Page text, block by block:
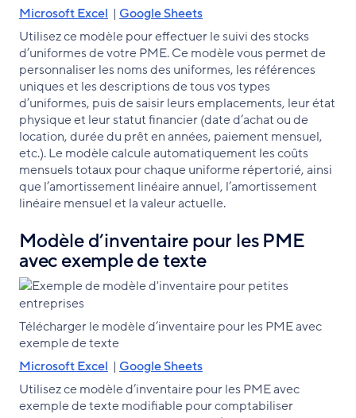
Microsoft Excel | Google Sheets
Utilisez ce modèle pour effectuer le suivi des stocks
d’uniformes de votre PME. Ce modèle vous permet de
personnaliser les noms des uniformes, les références
uniques et les descriptions de tous vos types
d’uniformes, puis de saisir leurs emplacements, leur état
physique et leur statut financier (date d’achat ou de
location, durée du prêt en années, paiement mensuel,
etc.). Le modèle calcule automatiquement les coûts
mensuels totaux pour chaque uniforme répertorié, ainsi
que l’amortissement linéaire annuel, l’amortissement
linéaire mensuel et la valeur actuelle.
Modèle d’inventaire pour les PME
avec exemple de texte
Télécharger le modèle d’inventaire pour les PME avec
exemple de texte
Microsoft Excel | Google Sheets
Utilisez ce modèle d’inventaire pour les PME avec
exemple de texte modifiable pour comptabiliser